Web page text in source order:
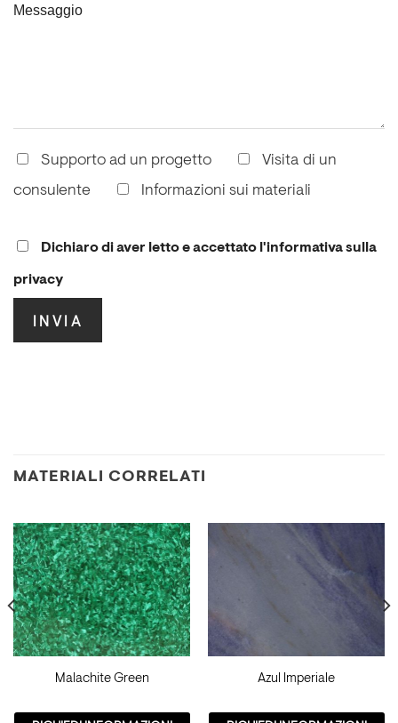
Messaggio
Supporto ad un progetto
Visita di un
consulente
Informazioni sui materiali
Dichiaro di aver letto e accettato l'informativa sulla
privacy
MATERIALI CORRELATI
Malachite Green Azul Imperiale